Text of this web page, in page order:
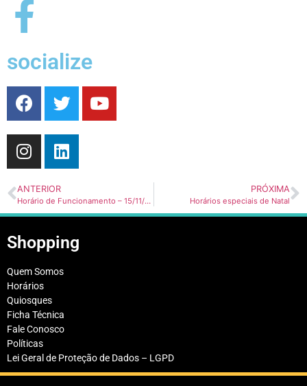
socialize
ANTERIOR
Horário de Funcionamento – 15/11/2016
PRÓXIMA
Horários especiais de Natal
Shopping
Quem Somos
Horários
Quiosques
Ficha Técnica
Fale Conosco
Políticas
Lei Geral de Proteção de Dados – LGPD